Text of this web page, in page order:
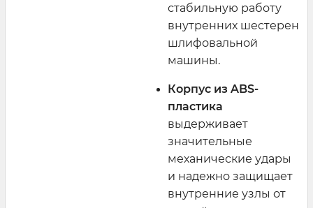
стабильную работу
внутренних шестерен
шлифовальной
машины.
Корпус из ABS-
пластика
выдерживает
значительные
механические удары
и надежно защищает
внутренние узлы от